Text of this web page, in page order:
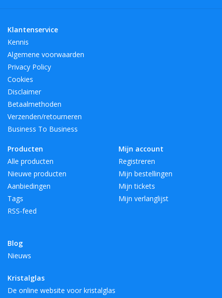
Klantenservice
Kennis
Algemene voorwaarden
Privacy Policy
Cookies
Disclaimer
Betaalmethoden
Verzenden/retourneren
Business To Business
Producten
Alle producten
Nieuwe producten
Aanbiedingen
Tags
RSS-feed
Blog
Nieuws
Mijn account
Registreren
Mijn bestellingen
Mijn tickets
Mijn verlanglijst
Kristalglas
De online website voor kristalglas